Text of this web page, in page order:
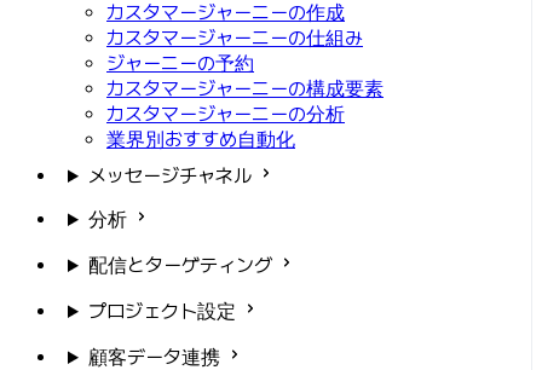
カスタマージャーニーの作成
カスタマージャーニーの仕組み
ジャーニーの予約
カスタマージャーニーの構成要素
カスタマージャーニーの分析
業界別おすすめ自動化
メッセージチャネル
分析
配信とターゲティング
プロジェクト設定
顧客データ連携